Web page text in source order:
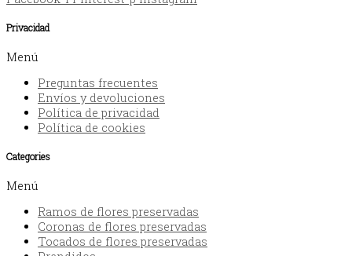
Privacidad
Menú
Preguntas frecuentes
Envíos y devoluciones
Política de privacidad
Política de cookies
Categories
Menú
Ramos de flores preservadas
Coronas de flores preservadas
Tocados de flores preservadas